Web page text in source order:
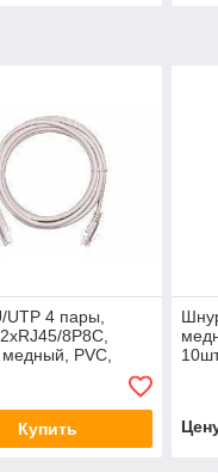
4 пары,
8P8C,
PVC,
Купить